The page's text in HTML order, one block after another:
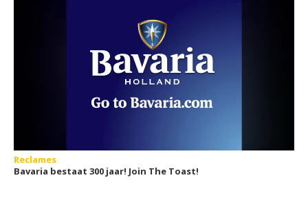
Reclames
Bavaria bestaat 300 jaar! Join The Toast!